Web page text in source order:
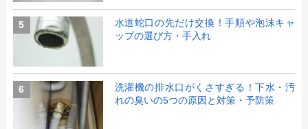
5
水道蛇口の先だけ交換！手順や泡沫キャ
ップの選び方・手入れ
6
洗濯機の排水口がくさすぎる！下水・汚
れの臭いの5つの原因と対策・予防策